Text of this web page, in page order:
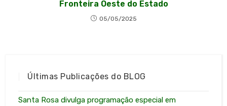
Fronteira Oeste do Estado
05/05/2025
Últimas Publicações do BLOG
Santa Rosa divulga programação especial em